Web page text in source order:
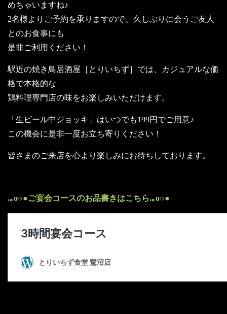
めちゃいますね♪
2名様よりご予約を承りますので、久しぶりに会うご友人
とのお食事にも
是非ご利用ください！
駅近の焼き鳥居酒屋［とりいちず］では、カジュアルな価
格で本格的な
鶏料理専門店の味をお楽しみいただけます。
「生ビール中ジョッキ」はいつでも199円でご用意♪
この機会に是非一度お立ち寄りください！
皆さまのご来店を心より楽しみにお待ちしております。
.｡o○●ご宴会コースのお品書きはこちら.｡o○●